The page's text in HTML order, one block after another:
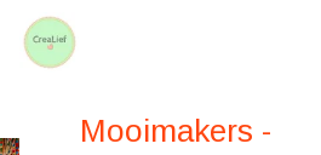
Mooimakers -